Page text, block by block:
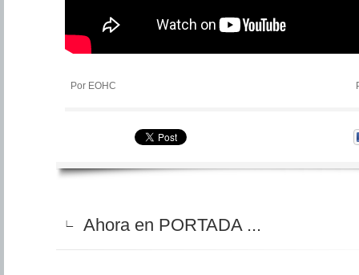
Por EOHC
∟ Ahora en PORTADA ...